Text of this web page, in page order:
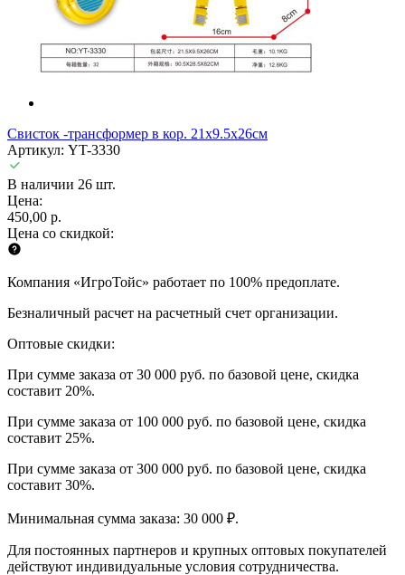
Свисток -трансформер в кор. 21х9.5х26см
Артикул: YT-3330
В наличии 26 шт.
Цена:
450,00 р.
Цена со скидкой:
Компания «ИгроТойс» работает по 100% предоплате.
Безналичный расчет на расчетный счет организации.
Оптовые скидки:
При сумме заказа от 30 000 руб. по базовой цене, скидка
составит 20%.
При сумме заказа от 100 000 руб. по базовой цене, скидка
составит 25%.
При сумме заказа от 300 000 руб. по базовой цене, скидка
составит 30%.
Минимальная сумма заказа: 30 000 ₽.
Для постоянных партнеров и крупных оптовых покупателей
действуют индивидуальные условия сотрудничества.